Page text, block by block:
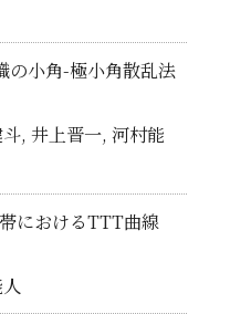
小角-極小角散乱法
, 井上晋一, 河村能
におけるTTT曲線